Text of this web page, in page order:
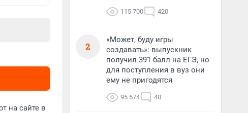
на сайте в
115 700 420
2
«Может, буду игры
создавать»: выпускник
получил 391 балл на ЕГЭ, но
для поступления в вуз они
ему не пригодятся
95 574 40